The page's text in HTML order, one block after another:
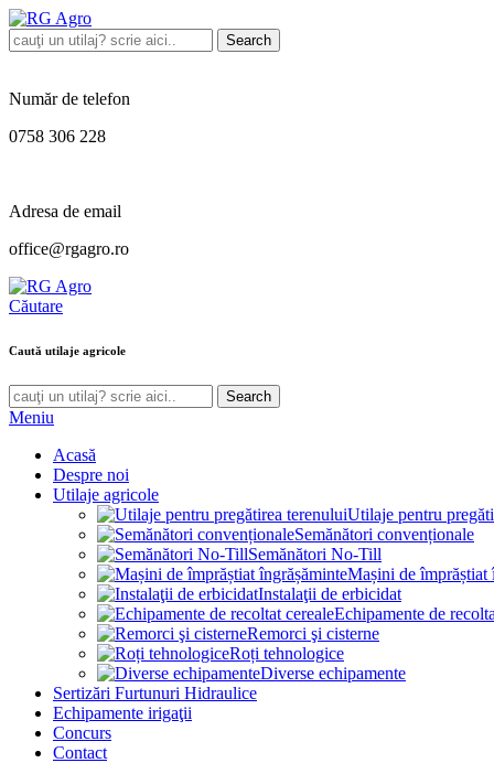
Search
Număr de telefon
0758 306 228
Adresa de email
office@rgagro.ro
Căutare
Caută utilaje agricole
Search
Meniu
Acasă
Despre noi
Utilaje agricole
Utilaje pentru
Semănători convenționale
Semănători No-Till
Mașini de împrăștiat
Instalaţii de erbicidat
Echipamente de
Remorci şi cisterne
Roți tehnologice
Diverse echipamente
Sertizări Furtunuri Hidraulice
Echipamente irigaţii
Concurs
Contact